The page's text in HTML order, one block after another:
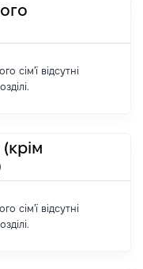
сім'ї відсутні
сім'ї відсутні